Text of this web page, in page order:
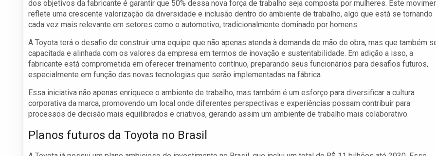
dos objetivos da fabricante é garantir que 50% dessa nova força de trabalho seja composta por mulheres. Este
reflete uma crescente valorização da diversidade e inclusão dentro do ambiente de trabalho, algo que está se tornando
cada vez mais relevante em setores como o automotivo, tradicionalmente dominado por homens.
A Toyota terá o desafio de construir uma equipe que não apenas atenda à demanda de mão de obra, mas que também
capacitada e alinhada com os valores da empresa em termos de inovação e sustentabilidade. Em adição a isso, a
fabricante está comprometida em oferecer treinamento contínuo, preparando seus funcionários para desafios futuros,
especialmente em função das novas tecnologias que serão implementadas na fábrica.
Essa iniciativa não apenas enriquece o ambiente de trabalho, mas também é um esforço para diversificar a cultura
corporativa da marca, promovendo um local onde diferentes perspectivas e experiências possam contribuir para
processos de decisão mais equilibrados e criativos, gerando assim um ambiente de trabalho mais colaborativo.
Planos futuros da Toyota no Brasil